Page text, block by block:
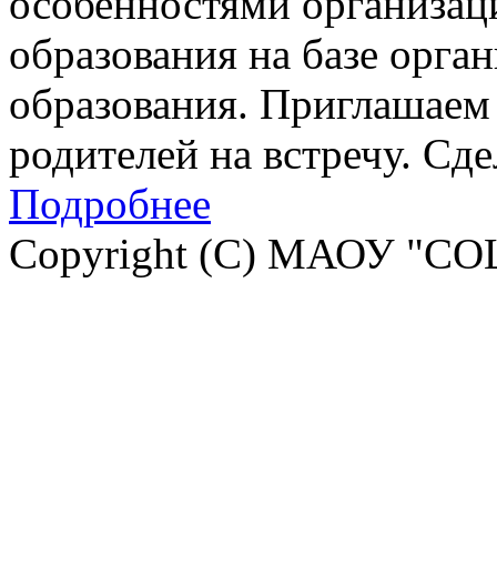
образования на базе
образования.
родителей на встречу.
Подробнее
Copyright (C) МАОУ